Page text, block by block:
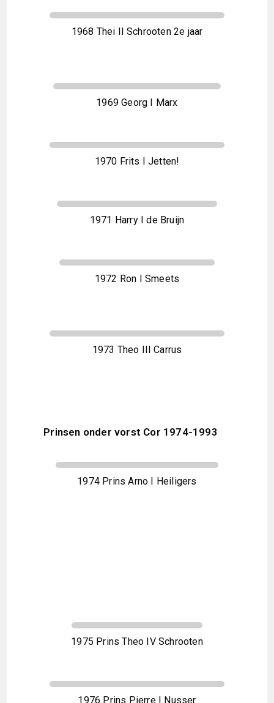
1968 Thei II Schrooten 2e jaar
1969 Georg I Marx
1970 Frits I Jetten!
1971 Harry I de Bruijn
1972 Ron I Smeets
1973 Theo III Carrus
Prinsen onder vorst Cor 1974-1993
1974 Prins Arno I Heiligers
1975 Prins Theo IV Schrooten
1976 Prins Pierre I Nusser